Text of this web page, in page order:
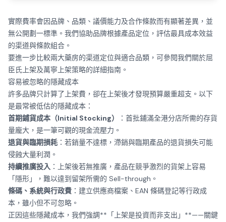
實際費率會因品牌、品類、議價能力及合作條款而有顯著差異，並
無公開劃一標準。我們協助品牌根據產品定位，評估最具成本效益
的渠道與條款組合。
要進一步比較兩大藥房的渠道定位與適合品類，可參閱我們關於屈
臣氏上架及萬寧上架策略的詳細指南。
容易被忽略的隱藏成本
許多品牌只計算了上架費，卻在上架後才發現預算嚴重超支。以下
是最常被低估的隱藏成本：
首期鋪貨成本（Initial Stocking）
：首批鋪滿全港分店所需的存貨
量龐大，是一筆可觀的現金流壓力。
退貨與臨期損耗 ：若銷量不達標，滯銷與臨期產品的退貨損失可能
侵蝕大量利潤。
持續推廣投入 ：上架後若無推廣，產品在競爭激烈的貨架上容易
「隱形」，難以達到留架所需的 Sell-through。
條碼、系統與行政費 ：建立供應商檔案、EAN 條碼登記等行政成
本，雖小但不可忽略。
正因這些隱藏成本，我們強調**「上架是投資而非支出」**——關鍵